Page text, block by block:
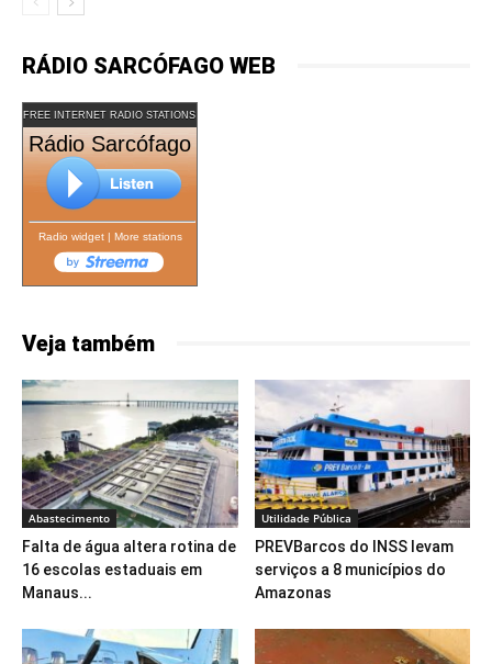
RÁDIO SARCÓFAGO WEB
FREE INTERNET RADIO STATIONS
Rádio Sarcófago
Radio widget| More stations
Veja também
Abastecimento
Falta de água altera rotina de
16 escolas estaduais em
Manaus...
Utilidade Pública
PREVBarcos do INSS levam
serviços a 8 municípios do
Amazonas